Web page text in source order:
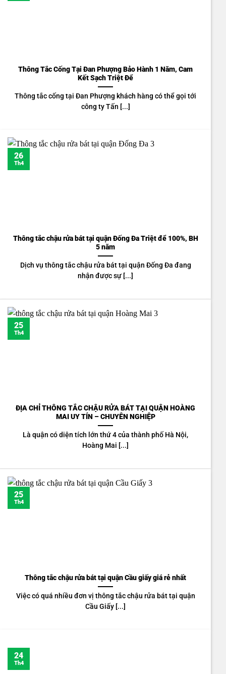
Thông Tắc Cống Tại Đan Phượng Bảo Hành 1 Năm, Cam
Kết Sạch Triệt Để
Thông tắc cống tại Đan Phượng khách hàng có thể gọi tới
công ty Tấn [...]
Thông tắc chậu rửa bát tại quận Đống Đa Triệt để 100%, BH
5 năm
Dịch vụ thông tắc chậu rửa bát tại quận Đống Đa đang
nhận được sự [...]
26
Th4
ĐỊA CHỈ THÔNG TẮC CHẬU RỬA BÁT TẠI QUẬN HOÀNG
MAI UY TÍN – CHUYÊN NGHIỆP
Là quận có diện tích lớn thứ 4 của thành phố Hà Nội,
Hoàng Mai [...]
25
Th4
Thông tắc chậu rửa bát tại quận Cầu giấy giá rẻ nhất
Việc có quá nhiều đơn vị thông tắc chậu rửa bát tại quận
Cầu Giấy [...]
25
Th4
24
Th4